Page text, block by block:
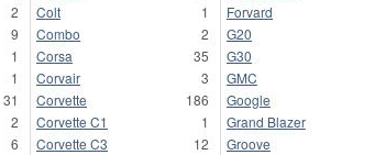
2
9
1
1
31
2
6
Colt
1
Combo
2
Corsa
35
Corvair
3
Corvette
186
Corvette C1
1
Corvette C3
12
Forvard
G20
G30
GMC
Google
Grand Blazer
Groove